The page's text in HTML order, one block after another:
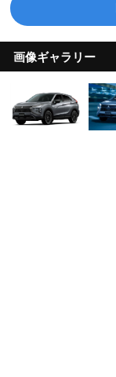
画像ギャラリー